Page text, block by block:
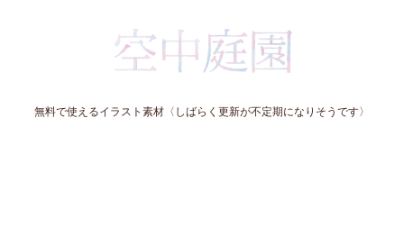
無料で使えるイラスト素材〈しばらく更新が不定期になりそうです〉